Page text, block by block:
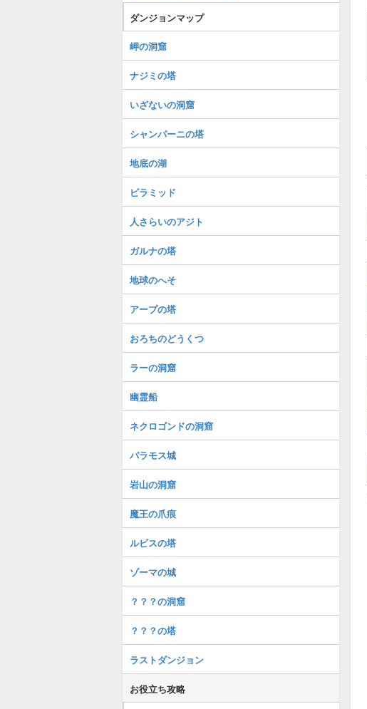
ダンジョンマップ
岬の洞窟
ナジミの塔
いざないの洞窟
シャンパーニの塔
地底の湖
ピラミッド
人さらいのアジト
ガルナの塔
地球のへそ
アープの塔
おろちのどうくつ
ラーの洞窟
幽霊船
ネクロゴンドの洞窟
バラモス城
岩山の洞窟
魔王の爪痕
ルビスの塔
ゾーマの城
？？？の洞窟
？？？の塔
ラストダンジョン
お役立ち攻略